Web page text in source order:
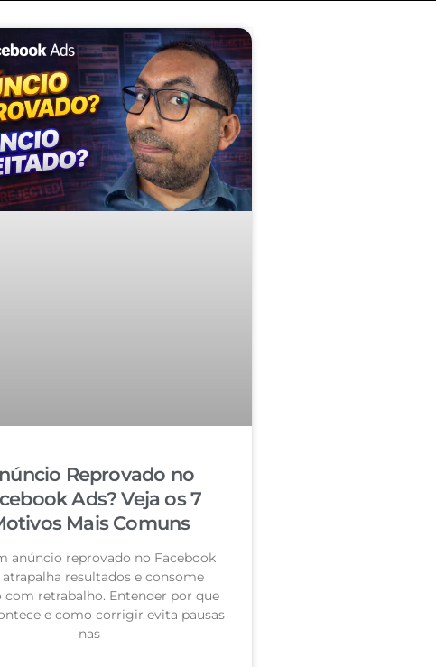
Reprovado no
Ads? Veja os 7
Mais Comuns
anúncio reprovado no Facebook
atrapalha resultados e consome
com retrabalho. Entender por que
e como corrigir evita pausas
nas